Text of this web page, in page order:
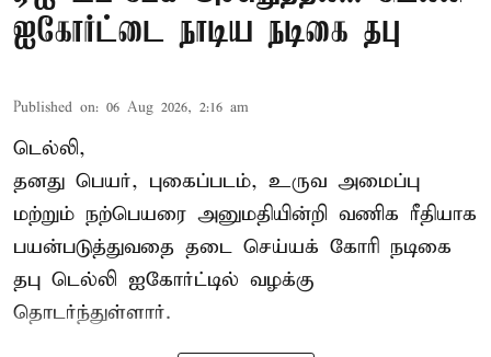
ஐகோர்ட்டை நாடிய நடிகை தபு
Published on: 06 Aug 2026, 2:16 am
டெல்லி,
தனது பெயர், புகைப்படம், உருவ அமைப்பு
மற்றும் நற்பெயரை அனுமதியின்றி வணிக ரீதியாக
பயன்படுத்துவதை தடை செய்யக் கோரி நடிகை
தபு டெல்லி ஐகோர்ட்டில் வழக்கு
தொடர்ந்துள்ளார்.